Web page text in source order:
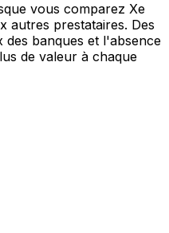
vous comparez Xe
autres prestataires. Des
banques et l'absence
de valeur à chaque